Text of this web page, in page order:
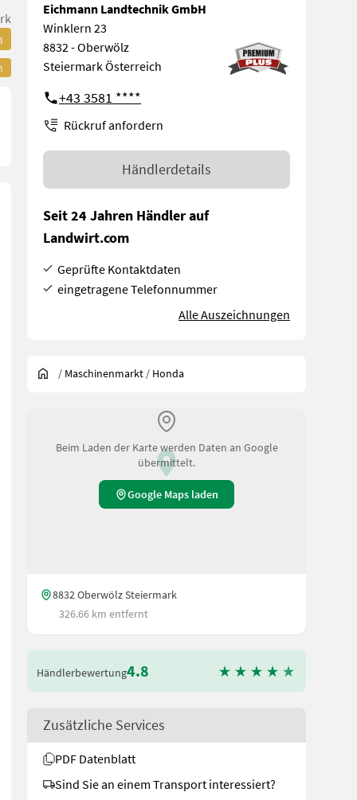
mit 2 Elektromotoren (Antrieb des Raupenlaufwerks)
Eichmann Landtechnik GmbH
Winklern 23
8832 - Oberwölz
Steiermark Österreich
+43 3581 ****
Rückruf anfordern
Händlerdetails
Seit 24 Jahren Händler auf
Landwirt.com
Geprüfte Kontaktdaten
eingetragene Telefonnummer
Alle Auszeichnungen
/ Maschinenmarkt / Honda
Beim Laden der Karte werden Daten an Google
übermittelt.
Google Maps laden
8832 Oberwölz Steiermark
326.66 km entfernt
Händlerbewertung4.8
Zusätzliche Services
PDF Datenblatt
Sind Sie an einem Transport interessiert?